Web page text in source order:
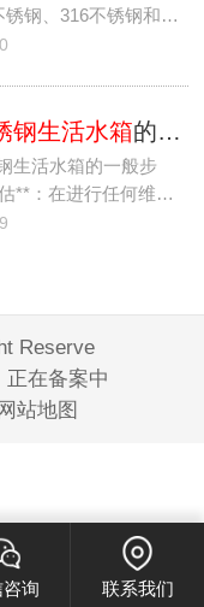
锈钢、316不锈钢和…
钢生活水箱的步骤详细说明
生活水箱的一般步
**：在进行任何维…
Reserve
正在备案中
网站地图
询 联系我们